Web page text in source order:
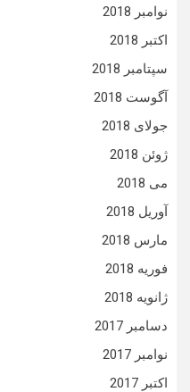
نوامبر 2018
اکتبر 2018
سپتامبر 2018
آگوست 2018
جولای 2018
ژوئن 2018
می 2018
آوریل 2018
مارس 2018
فوریه 2018
ژانویه 2018
دسامبر 2017
نوامبر 2017
اکتبر 2017